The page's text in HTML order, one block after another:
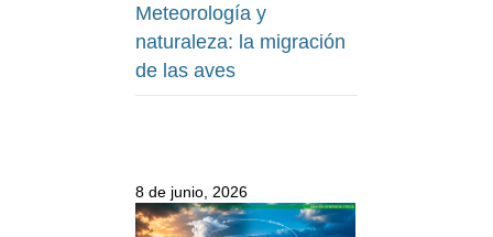
Meteorología y
naturaleza: la migración
de las aves
8 de junio, 2026